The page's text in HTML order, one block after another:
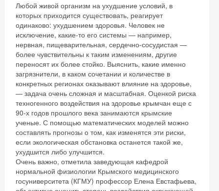
Любой живой организм на ухудшение условий, в
которых приходится существовать, реагирует
одинаково: ухудшением здоровья. Человек не
исключение, какие-то его системы — например,
нервная, пищеварительная, сердечно-сосудистая —
более чувствительны к таким изменениям, другие
переносят их более стойко. Выяснить, какие именно
загрязнители, в каком сочетании и количестве в
конкретных регионах оказывают влияние на здоровье,
— задача очень сложная и масштабная. Оценкой риска
техногенного воздействия на здоровье крымчан еще с
90-х годов прошлого века занимаются крымские
ученые. С помощью математических моделей можно
составлять прогнозы о том, как изменятся эти риски,
если экологическая обстановка останется такой же,
ухудшится либо улучшится.
Очень важно, отметила заведующая кафедрой
нормальной физиологии Крымского медицинского
госуниверситета (КГМУ) профессор Елена Евстафьева,